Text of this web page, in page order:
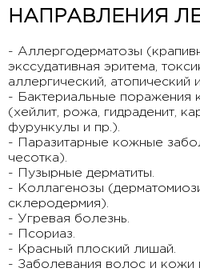
НАПРАВЛЕНИЯ
- Аллергодерматозы
экссудативная эритема,
аллергический, атопический
- Бактериальные поражения
(хейлит, рожа, гидраденит,
фурункулы и пр.).
- Паразитарные кожные
чесотка).
- Пузырные дерматиты.
- Коллагенозы
склеродермия).
- Угревая болезнь.
- Псориаз.
- Красный плоский лишай.
- Заболевания волос и кожи